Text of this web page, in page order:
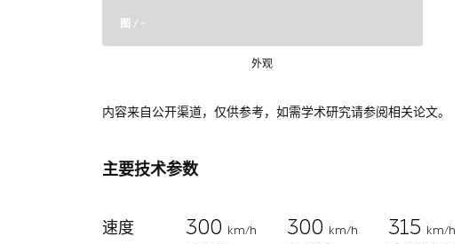
图 / -
外观
内容来自公开渠道，仅供参考，如需学术研究请参阅相关论文。
主要技术参数
速度 300
km/h
300
km/h
315
km/h